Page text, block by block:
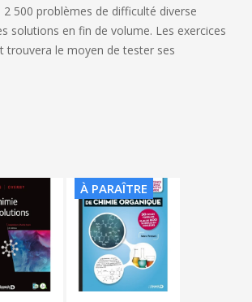
500 problèmes de difficulté diverse
solutions en fin de volume. Les exercices
trouvera le moyen de tester ses
À PARAÎTRE